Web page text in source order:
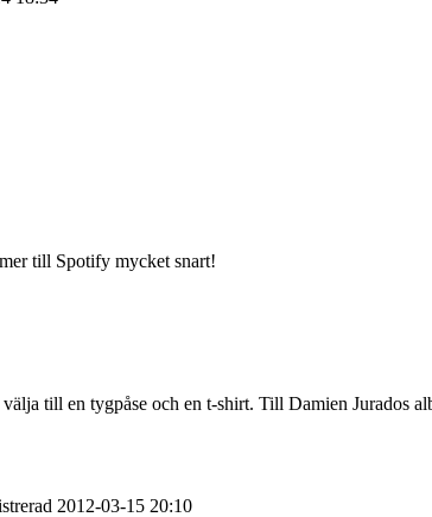
till Spotify mycket snart!
till en tygpåse och en t-shirt. Till Damien Jurados
2012-03-15 20:10